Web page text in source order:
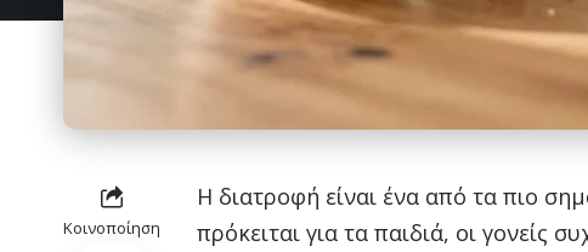
Κοινοποίηση
Η διατροφή είναι ένα από τα πιο
πρόκειται για τα παιδιά, οι γονείς